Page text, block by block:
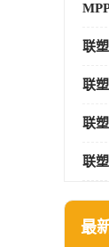
联
联
联
联
最